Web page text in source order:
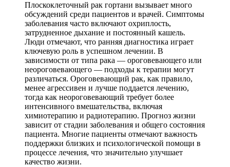
Плоскоклеточный рак гортани вызывает много
обсуждений среди пациентов и врачей. Симптомы
заболевания часто включают охриплость,
затрудненное дыхание и постоянный кашель.
Люди отмечают, что ранняя диагностика играет
ключевую роль в успешном лечении. В
зависимости от типа рака — ороговевающего или
неороговевающего — подходы к терапии могут
различаться. Ороговевающий рак, как правило,
менее агрессивен и лучше поддается лечению,
тогда как неороговевающий требует более
интенсивного вмешательства, включая
химиотерапию и радиотерапию. Прогноз жизни
зависит от стадии заболевания и общего состояния
пациента. Многие пациенты отмечают важность
поддержки близких и психологической помощи в
процессе лечения, что значительно улучшает
качество жизни.